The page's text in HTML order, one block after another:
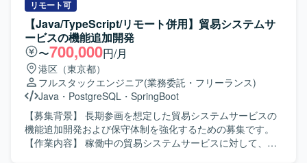
設計、テスト設計の実施、プログラミング、単体テスト、
結合テストおよび総合テスト、リリース対応および各種ド
キュメント作成などを行っていただきます。開発では
AI（Cloud Code）を活用して製造を実施していただきま
す。 【求める人物像】 基本設計以降の工程を主体的に推進
し、周囲と積極的にコミュニケーションを取りながら業務
を進めていただける方を求めております。 【ポジションの
魅力】 クラウドサービス化という上流からリリースまで一
連の工程に携わることができ、AI（Cloud Code）を活用し
た開発手法に取り組める環境です。長期的な参画を通じて
クラウドおよびWebサービス開発に関する知見を深めてい
リモート可
【Java/TypeScript/リモート併用】貿易システムサ
ービスの機能追加開発
〜700,000円/月
港区（東京都）
フルスタックエンジニア(業務委託・フリーランス)
Java ・ PostgreSQL ・ SpringBoot
【募集背景】 長期参画を想定した貿易システムサービスの
機能追加開発および保守体制を強化するための募集です。
【作業内容】 稼働中の貿易システムサービスに対して、機